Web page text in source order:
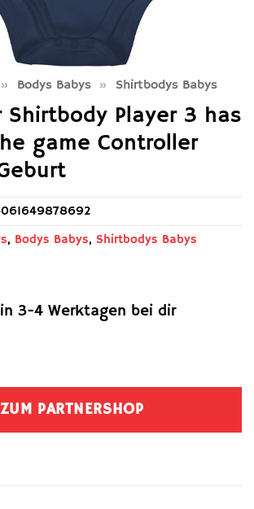
» Bodys Babys » Shirtbodys Babys
Shirtbody Player 3 has
game Controller
3-4 Werktagen bei dir
ZUM PARTNERSHOP
, Bodys Babys, Shirtbodys Babys